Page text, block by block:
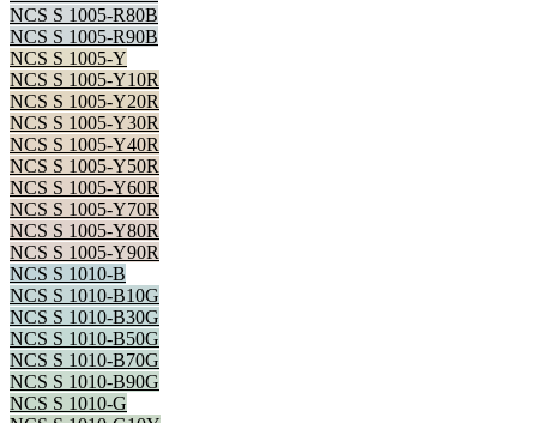
NCS S 1005-R80B
NCS S 1005-R90B
NCS S 1005-Y
NCS S 1005-Y10R
NCS S 1005-Y20R
NCS S 1005-Y30R
NCS S 1005-Y40R
NCS S 1005-Y50R
NCS S 1005-Y60R
NCS S 1005-Y70R
NCS S 1005-Y80R
NCS S 1005-Y90R
NCS S 1010-B
NCS S 1010-B10G
NCS S 1010-B30G
NCS S 1010-B50G
NCS S 1010-B70G
NCS S 1010-B90G
NCS S 1010-G